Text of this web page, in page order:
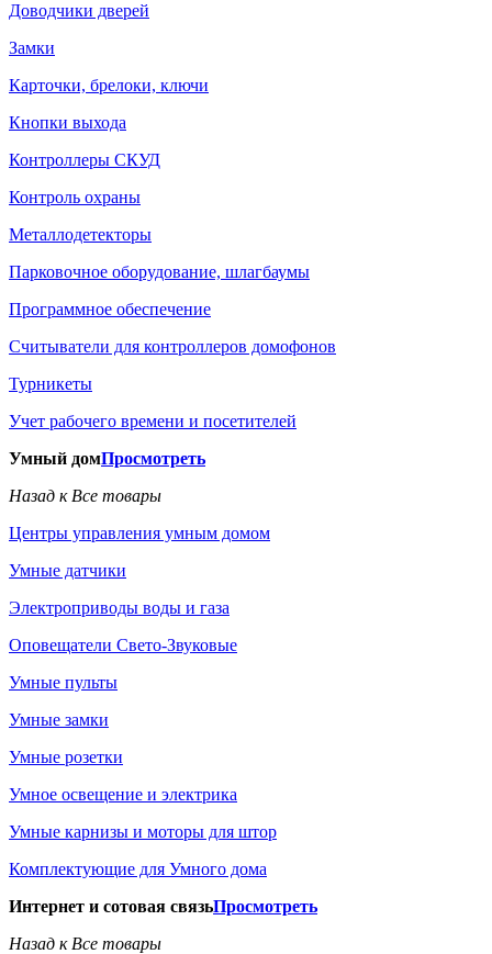
Доводчики дверей
Замки
Карточки, брелоки, ключи
Кнопки выхода
Контроллеры СКУД
Контроль охраны
Металлодетекторы
Парковочное оборудование, шлагбаумы
Программное обеспечение
Считыватели для контроллеров домофонов
Турникеты
Учет рабочего времени и посетителей
Умный домПросмотреть
Назад к Все товары
Центры управления умным домом
Умные датчики
Электроприводы воды и газа
Оповещатели Свето-Звуковые
Умные пульты
Умные замки
Умные розетки
Умное освещение и электрика
Умные карнизы и моторы для штор
Комплектующие для Умного дома
Интернет и сотовая связьПросмотреть
Назад к Все товары